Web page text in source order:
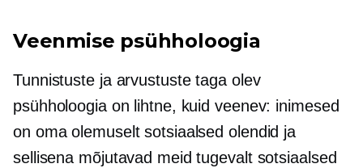
Veenmise psühholoogia
Tunnistuste ja arvustuste taga olev
psühholoogia on lihtne, kuid veenev: inimesed
on oma olemuselt sotsiaalsed olendid ja
sellisena mõjutavad meid tugevalt sotsiaalsed